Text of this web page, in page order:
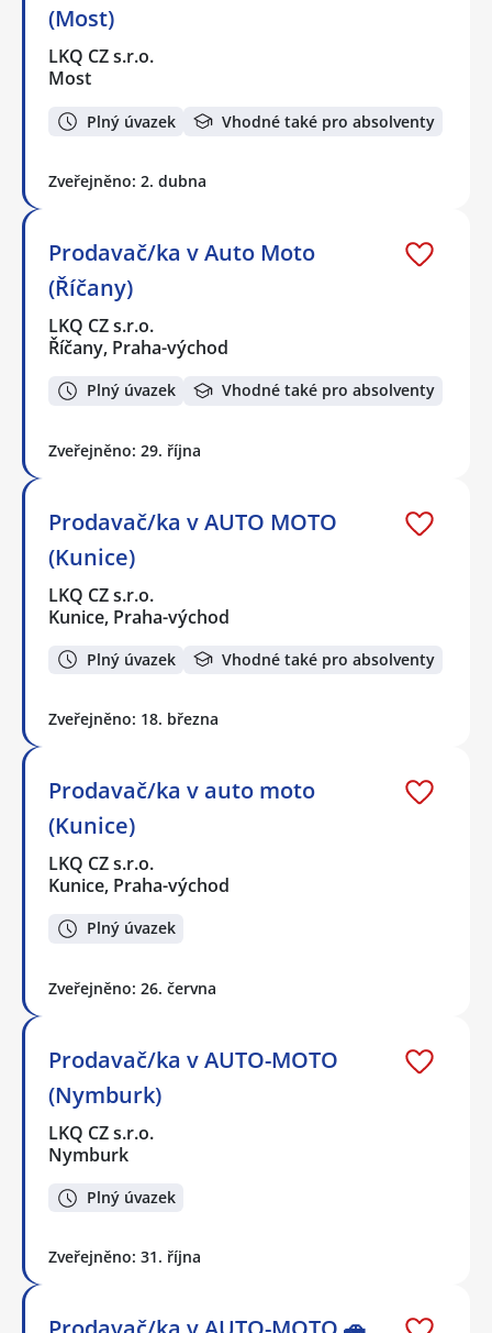
(Most)
LKQ CZ s.r.o.
Most
Plný úvazek Vhodné také pro absolventy
Zveřejněno: 2. dubna
Prodavač/ka v Auto Moto
(Říčany)
LKQ CZ s.r.o.
Říčany, Praha-východ
Plný úvazek Vhodné také pro absolventy
Zveřejněno: 29. října
Prodavač/ka v AUTO MOTO
(Kunice)
LKQ CZ s.r.o.
Kunice, Praha-východ
Plný úvazek Vhodné také pro absolventy
Zveřejněno: 18. března
Prodavač/ka v auto moto
(Kunice)
LKQ CZ s.r.o.
Kunice, Praha-východ
Plný úvazek
Zveřejněno: 26. června
Prodavač/ka v AUTO-MOTO
(Nymburk)
LKQ CZ s.r.o.
Nymburk
Plný úvazek
Zveřejněno: 31. října